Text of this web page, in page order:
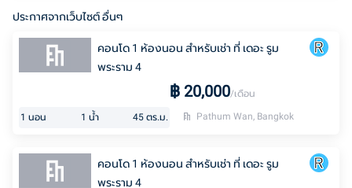
ประกาศจากเว็บไซต์ อื่นๆ
คอนโด 1 ห้องนอน สำหรับเช่า ที่ เดอะ รูม
พระราม 4
฿ 20,000/เดือน
1 นอน 1 น้ำ 45 ตร.ม. Pathum Wan, Bangkok
คอนโด 1 ห้องนอน สำหรับเช่า ที่ เดอะ รูม
พระราม 4